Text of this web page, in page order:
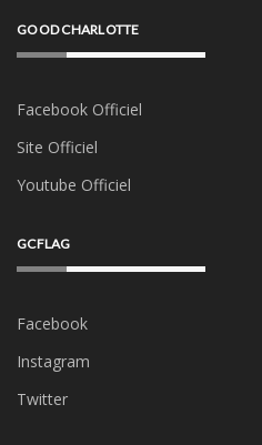
GOOD CHARLOTTE
Facebook Officiel
Site Officiel
Youtube Officiel
GCFLAG
Facebook
Instagram
Twitter